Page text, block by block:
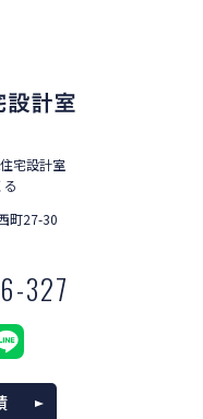
宅設計室
町27-30
327